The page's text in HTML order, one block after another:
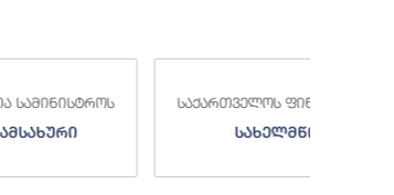
საქართველოს ფინანსთა სამინისტროს
სახელმწიფო ხაზინა